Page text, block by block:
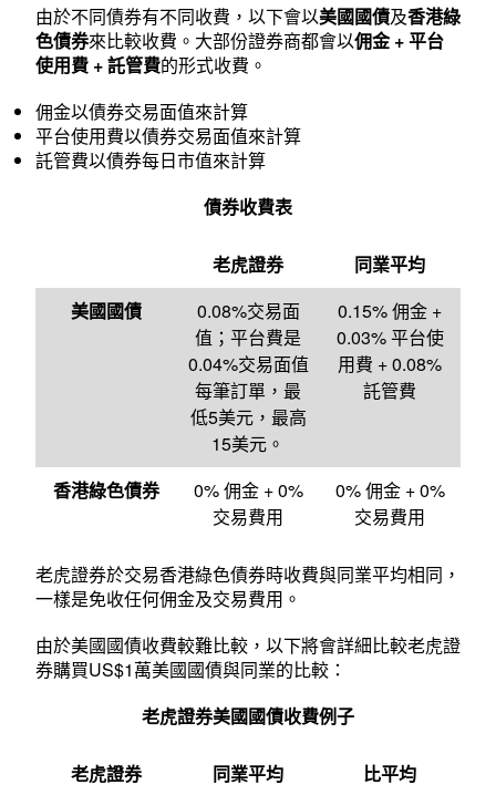
由於不同債券有不同收費，以下會以美國國債及香港綠
色債券來比較收費。大部份證券商都會以佣金 + 平台
使用費 + 託管費的形式收費。
佣金以債券交易面值來計算
平台使用費以債券交易面值來計算
託管費以債券每日市值來計算
債券收費表
老虎證券
同業平均
美國國債
0.08%交易面
值；平台費是
0.04%交易面值
每筆訂單，最
低5美元，最高
15美元。
0.15% 佣金 +
0.03% 平台使
用費 + 0.08%
託管費
香港綠色債券
0% 佣金 + 0%
交易費用
0% 佣金 + 0%
交易費用
老虎證券於交易香港綠色債券時收費與同業平均相同，
一樣是免收任何佣金及交易費用。
由於美國國債收費較難比較，以下將會詳細比較老虎證
券購買US$1萬美國國債與同業的比較：
老虎證券美國國債收費例子
老虎證券 同業平均
比平均